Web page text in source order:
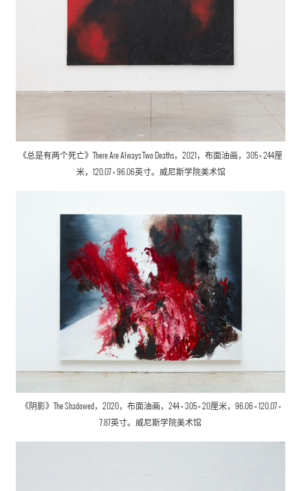
《总是有两个死亡》There Are Always Two Deaths，2021，布面油画，305 × 244厘
米，120.07 × 96.06英寸。威尼斯学院美术馆
《阴影》The Shadowed，2020，布面油画，244 × 305 × 20厘米，96.06 × 120.07 ×
7.87英寸。威尼斯学院美术馆